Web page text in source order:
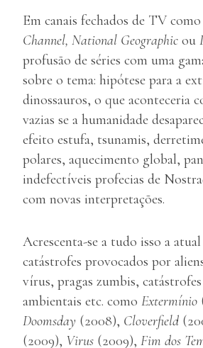
Em canais fechados de TV
Channel, National Geographic ou
profusão de séries com uma
sobre o tema: hipótese para a
dinossauros, o que aconteceria
vazias se a humanidade
efeito estufa, tsunamis,
polares, aquecimento global,
indefectíveis profecias de
com novas interpretações.
Acrescenta-se a tudo isso a
catástrofes provocados por
vírus, pragas zumbis,
ambientais etc. como Extermínio
Doomsday (2008), Cloverfield
(2009), Virus (2009), Fim dos